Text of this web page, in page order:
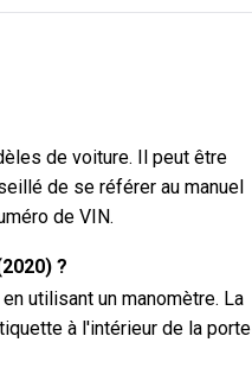
de voiture. Il peut être
de se référer au manuel
de VIN.
?
utilisant un manomètre. La
à l'intérieur de la porte